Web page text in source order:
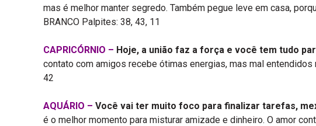
mas é melhor manter segredo. Também pegue leve em casa,
BRANCO Palpites: 38, 43, 11
CAPRICÓRNIO – Hoje, a união faz a força e você tem tudo
contato com amigos recebe ótimas energias, mas mal
42
AQUÁRIO – Você vai ter muito foco para finalizar tarefas,
é o melhor momento para misturar amizade e dinheiro. O amor